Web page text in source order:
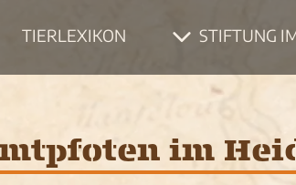
TIERLEXIKON STIFTUNG
im